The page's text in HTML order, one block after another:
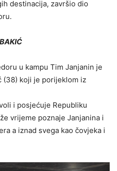
destinacija, završio dio
u kampu Tim Janjanin je
(38) koji je porijeklom iz
i posjećuje Republiku
vrijeme poznaje Janjanina i
a iznad svega kao čovjeka i